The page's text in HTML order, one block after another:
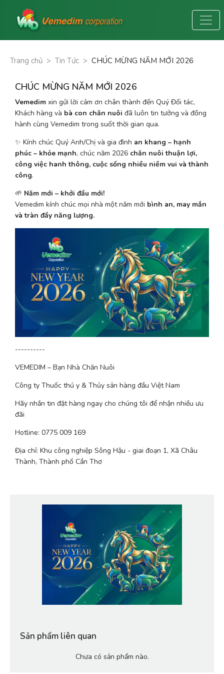
Trang chủ > Tin Tức > CHÚC MỪNG NĂM MỚI 2026
CHÚC MỪNG NĂM MỚI 2026
Vemedim xin gửi lời cảm ơn chân thành đến Quý Đối tác,
Khách hàng và bà con chăn nuôi đã luôn tin tưởng và đồng
hành cùng Vemedim trong suốt thời gian qua.
✨ Kính chúc Quý Anh/Chị và gia đình an khang – hạnh
phúc – khỏe mạnh, chúc năm 2026 chăn nuôi thuận lợi,
công việc hanh thông, cuộc sống nhiều niềm vui và thành
công.
🌱 Năm mới – khởi đầu mới!
Vemedim kính chúc mọi nhà một năm mới bình an, may mắn
và tràn đầy năng lượng.
----------
VEMEDIM – Bạn Nhà Chăn Nuôi
Công ty Thuốc thú y & Thủy sản hàng đầu Việt Nam
Hãy nhắn tin đặt hàng ngay cho chúng tôi để nhận nhiều ưu
đãi
Hotline: 0775 009 169
Địa chỉ: Khu công nghiệp Sông Hậu - giai đoạn 1, Xã Châu
Thành, Thành phố Cần Thơ
Sản phẩm liên quan
Chưa có sản phẩm nào.